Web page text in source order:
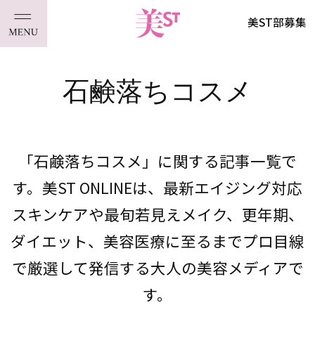
美ST部募集
石鹸落ちコスメ
「石鹸落ちコスメ」に関する記事一覧で
す。美ST ONLINEは、最新エイジング対応
スキンケアや最旬若見えメイク、更年期、
ダイエット、美容医療に至るまでプロ目線
で厳選して発信する大人の美容メディアで
す。